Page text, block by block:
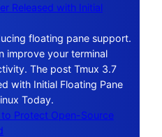
Released with Initial
floating pane support.
improve your terminal
The post Tmux 3.7
with Initial Floating Pane
Today.
Protect Open-Source